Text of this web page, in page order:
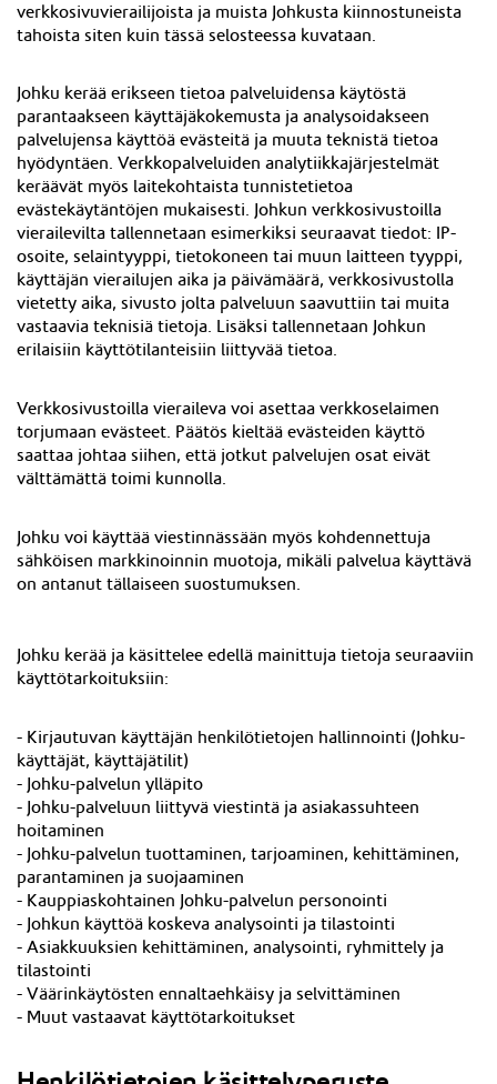
verkkosivuvierailijoista ja muista Johkusta kiinnostuneista
tahoista siten kuin tässä selosteessa kuvataan.
Johku kerää erikseen tietoa palveluidensa käytöstä
parantaakseen käyttäjäkokemusta ja analysoidakseen
palvelujensa käyttöä evästeitä ja muuta teknistä tietoa
hyödyntäen. Verkkopalveluiden analytiikkajärjestelmät
keräävät myös laitekohtaista tunnistetietoa
evästekäytäntöjen mukaisesti. Johkun verkkosivustoilla
vierailevilta tallennetaan esimerkiksi seuraavat tiedot: IP-
osoite, selaintyyppi, tietokoneen tai muun laitteen tyyppi,
käyttäjän vierailujen aika ja päivämäärä, verkkosivustolla
vietetty aika, sivusto jolta palveluun saavuttiin tai muita
vastaavia teknisiä tietoja. Lisäksi tallennetaan Johkun
erilaisiin käyttötilanteisiin liittyvää tietoa.
Verkkosivustoilla vieraileva voi asettaa verkkoselaimen
torjumaan evästeet. Päätös kieltää evästeiden käyttö
saattaa johtaa siihen, että jotkut palvelujen osat eivät
välttämättä toimi kunnolla.
Johku voi käyttää viestinnässään myös kohdennettuja
sähköisen markkinoinnin muotoja, mikäli palvelua käyttävä
on antanut tällaiseen suostumuksen.
Johku kerää ja käsittelee edellä mainittuja tietoja seuraaviin
käyttötarkoituksiin:
- Kirjautuvan käyttäjän henkilötietojen hallinnointi (Johku-
käyttäjät, käyttäjätilit)
- Johku-palvelun ylläpito
- Johku-palveluun liittyvä viestintä ja asiakassuhteen
hoitaminen
- Johku-palvelun tuottaminen, tarjoaminen, kehittäminen,
parantaminen ja suojaaminen
- Kauppiaskohtainen Johku-palvelun personointi
- Johkun käyttöä koskeva analysointi ja tilastointi
- Asiakkuuksien kehittäminen, analysointi, ryhmittely ja
tilastointi
- Väärinkäytösten ennaltaehkäisy ja selvittäminen
- Muut vastaavat käyttötarkoitukset